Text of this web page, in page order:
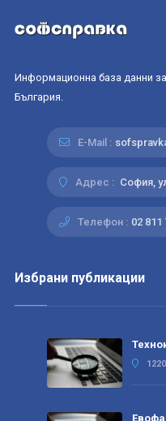
Информационна база данни
България.
E-Mail :
Адрес : София,
Телефон : 02 811
Избрани публикации